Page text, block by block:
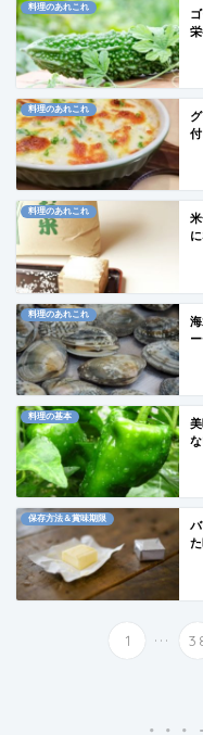
料理のあれこれ
料理のあれこれ
料理のあれこれ
料理のあれこれ
料理の基本
保存方法＆賞味期限
1 ...